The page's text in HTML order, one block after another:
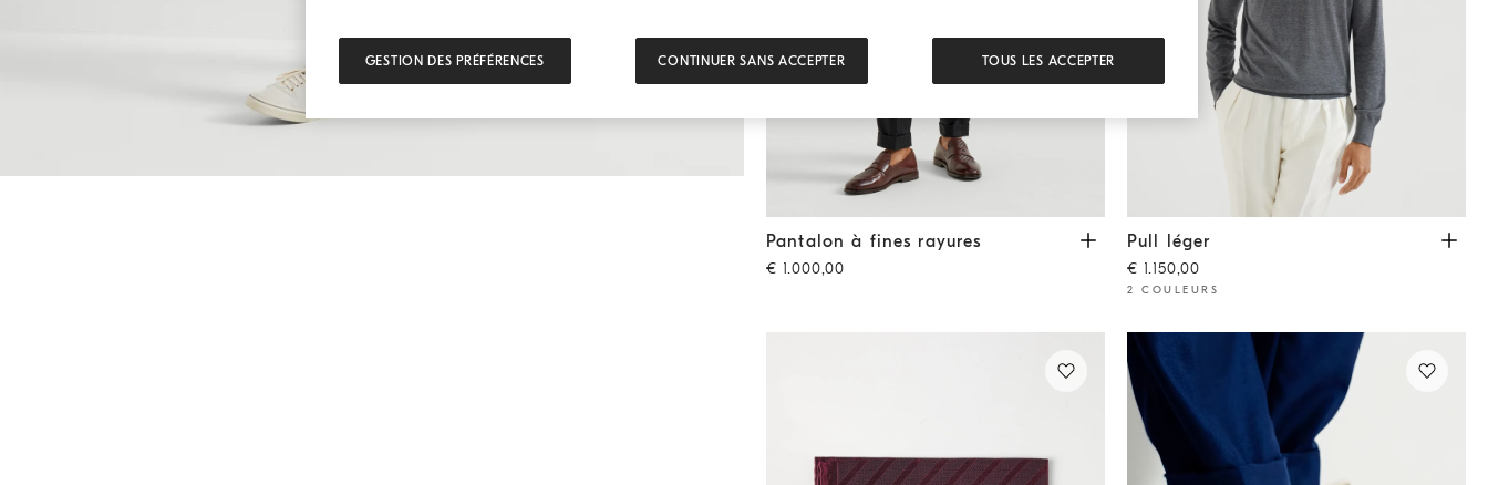
Pantalon à fines rayures Noir
Pantalon à fines rayures
€ 1.000,00
Pull léger Gris Foncé
Pull léger
€ 1.150,00
2 COULEURS
GESTION DES PRÉFÉRENCES CONTINUER SANS ACCEPTER TOUS LES ACCEPTER